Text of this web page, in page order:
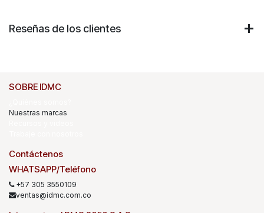
Reseñas de los clientes
SOBRE IDMC
Nuestras marcas
Contáctenos
WHATSAPP/Teléfono
+57 305 3550109
ventas@idmc.com.co